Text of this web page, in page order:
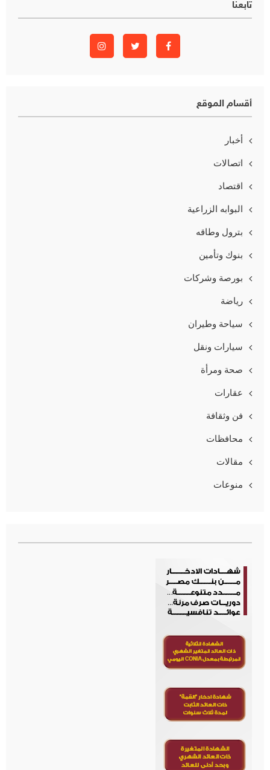
تابعنا
أقسام الموقع
أخبار
اتصالات
اقتصاد
البوابه الزراعية
بترول وطاقه
بنوك وتأمين
بورصة وشركات
رياضة
سياحة وطيران
سيارات ونقل
صحة ومرأة
عقارات
فن وثقافة
محافظات
مقالات
منوعات